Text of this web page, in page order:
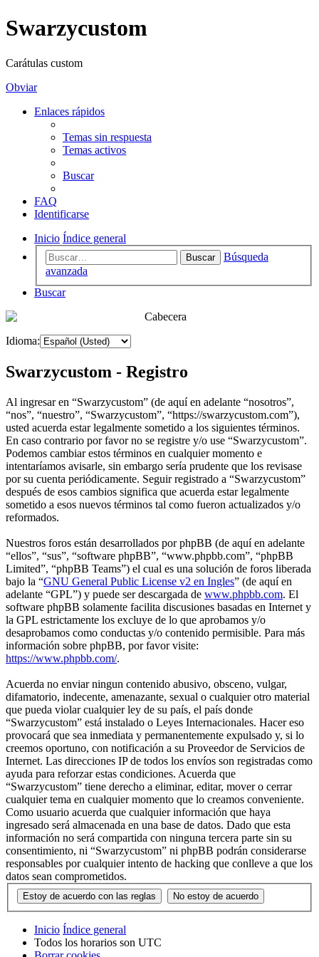
Swarzycustom
Carátulas custom
Obviar
Enlaces rápidos
Temas sin respuesta
Temas activos
Buscar
FAQ
Identificarse
Inicio Índice general
Buscar
Búsqueda
avanzada
Buscar
Idioma:
Swarzycustom - Registro
Al ingresar en “Swarzycustom” (de aquí en adelante “nosotros”,
“nos”, “nuestro”, “Swarzycustom”, “https://swarzycustom.com”),
usted acuerda estar legalmente sometido a los siguientes términos.
En caso contrario por favor no se registre y/o use “Swarzycustom”.
Podemos cambiar estos términos en cualquier momento e
intentaríamos avisarle, sin embargo sería prudente que los revisase
por su cuenta periódicamente. Seguir registrado a “Swarzycustom”
después de esos cambios significa que acuerda estar legalmente
sometido a esos nuevos términos tal como fueron actualizados y/o
reformados.
Nuestros foros están desarrollados por phpBB (de aquí en adelante
“ellos”, “sus”, “software phpBB”, “www.phpbb.com”, “phpBB
Limited”, “phpBB Teams”) el cual es una solución de foros liberada
bajo la “GNU General Public License v2 en Ingles” (de aquí en
adelante “GPL”) y puede ser descargada de www.phpbb.com. El
software phpBB solamente facilita discusiones basadas en Internet y
la GPL estrictamente los excluye de lo que aprobamos y/o
desaprobamos como conductas y/o contenido permisible. Para más
información sobre phpBB, por favor visite:
https://www.phpbb.com/.
Acuerda no enviar ningun contenido abusivo, obsceno, vulgar,
difamatorio, indecente, amenazante, sexual o cualquier otro material
que pueda violar cualquier ley de su país, el país donde
“Swarzycustom” está instalado o Leyes Internacionales. Hacer eso
provocará que sea inmediata y permanentemente expulsado y, si lo
creemos oportuno, con notificación a su Proveedor de Servicios de
Internet. Las direcciones IP de todos los envíos son registradas como
ayuda para reforzar estas condiciones. Acuerda que
“Swarzycustom” tiene derecho a eliminar, editar, mover o cerrar
cualquier tema en cualquier momento que lo creamos conveniente.
Como usuario acuerda que cualquier información que haya
ingresado será almacenada en una base de datos. Dado que esta
información no será compartida con ninguna tercera parte sin su
consentimiento, ni “Swarzycustom” ni phpBB podrán considerarse
responsables por cualquier intento de hacking que conlleve a que los
datos sean comprometidos.
Inicio Índice general
Todos los horarios son UTC